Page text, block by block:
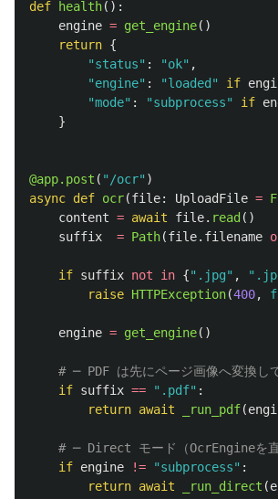
def
health():
engine = get_engine()
return {
"status" : "ok" ,
"engine" : "loaded " if
"mode" : "subprocess" if
}
@app.post ( "/ocr" )
async def ocr(file: UploadFile =
content = await file. read ()
suffix
= Path(file. filename
if suffix not in {" .jpg" , "
raise HTTPException(400, f
engine = get_engine()
if suffix == " .pdf" :
return await _run_pdf(
if engine != "subprocess" :
return await _run_direct (